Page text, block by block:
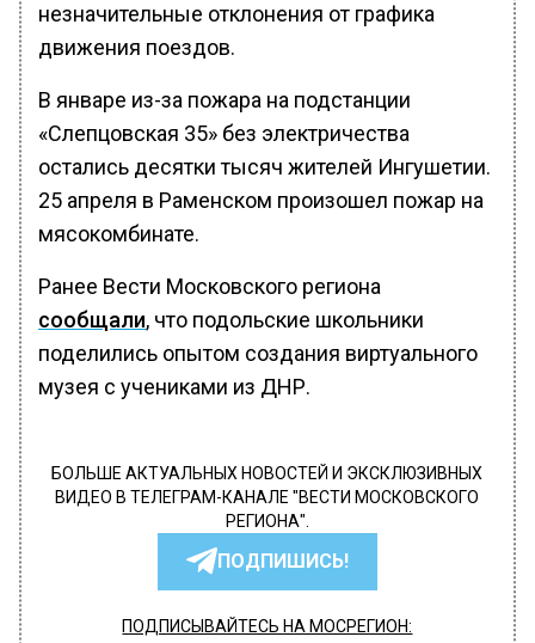
незначительные отклонения от графика
движения поездов.
В январе из-за пожара на подстанции
«Слепцовская 35» без электричества
остались десятки тысяч жителей Ингушетии.
25 апреля в Раменском произошел пожар на
мясокомбинате.
Ранее Вести Московского региона
сообщали, что подольские школьники
поделились опытом создания виртуального
музея с учениками из ДНР.
БОЛЬШЕ АКТУАЛЬНЫХ НОВОСТЕЙ И ЭКСКЛЮЗИВНЫХ
ВИДЕО В ТЕЛЕГРАМ-КАНАЛЕ "ВЕСТИ МОСКОВСКОГО
РЕГИОНА".
ПОДПИШИСЬ!
ПОДПИСЫВАЙТЕСЬ НА МОСРЕГИОН: